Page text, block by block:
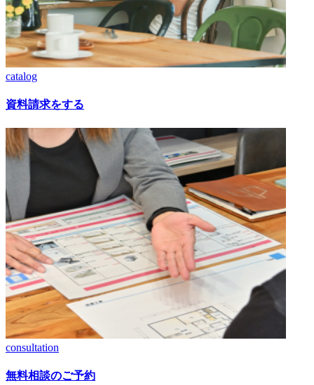
catalog
資料請求をする
consultation
無料相談のご予約